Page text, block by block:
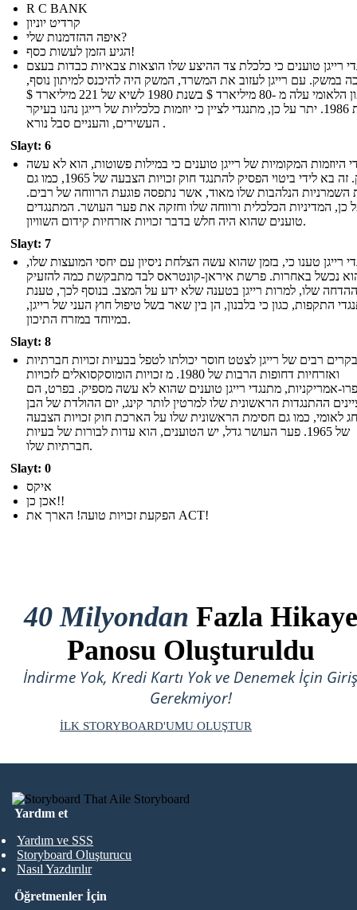
R C BANK
קרדיט יוניון
איפה ההזדמנות שלי?
הגיע הזמן לעשות כסף!
רייגן טוענים כי כלכלת צד ההיצע שלו הוצאות צבאיות כבדות בעצם
במשק. עם רייגן לעזוב את המשרד, המשק היה להיכנס למיתון נוסף,
והגירעון הלאומי עלה מ -80 מיליארד $ בשנת 1980 לשיא של 221 מיליארד $
בשנת 1986. יתר על כן, מתנגדי לציין כי יוזמות כלכליות של רייגן נהנו בעיקר
העשירים, והעניים סבל נורא .
Slayt: 6
היוזמות המקומיות של רייגן טוענים כי במילות פשוטות, הוא לא עשה
מספיק. זה בא לידי ביטוי הפסיק להתנגד חוק זכויות הצבעה של 1965, כמו גם
השמרניות הנלהבות שלו מאוד, אשר נתפסה פוגעת הרווחה של רבים.
כן, המדיניות הכלכלית ורווחה שלו וחזקה את פער העושר. המתנגדים
טוענים שהוא היה חלש בדבר זכויות אזרחיות קידום השוויון.
Slayt: 7
רייגן טענו כי, בזמן שהוא עשה הצלחת ניסיון עם יחסי המועצות שלו,
נכשל באחרות. פרשת איראן-קונטראס לבד מתבקשת כמה להזעיק
ההדחה שלו, למרות רייגן בטענה שלא ידע על המצב. בנוסף לכך, טענת
התקפות, כגון כי בלבנון, הן בין שאר בשל טיפול חוץ העני של רייגן,
במיוחד במזרח התיכון.
Slayt: 8
רבים של רייגן לצטט חוסר יכולתו לטפל בבעיות זכויות חברתיות
ואזרחיות דחופות הרבות של 1980. מ זכויות הומוסקסואלים לזכויות
אמריקניות, מתנגדי רייגן טוענים שהוא לא עשה מספיק. בפרט, הם
ההתנגדות הראשונית שלו למרטין לותר קינג, יום ההולדת של הבן
לאומי, כמו גם חסימת הראשונית שלו על הארכת חוק זכויות הצבעה
של 1965. פער העושר גדל, יש הטוענים, הוא עדות לבורות של בעיות
חברתיות שלו.
Slayt: 0
איקס
אכן כן!!
הפקעת זכויות טועה! הארך את ACT!
40 Milyondan Fazla Hikaye
Panosu Oluşturuldu
İndirme Yok, Kredi Kartı Yok ve Denemek İçin Giriş
Gerekmiyor!
İLK STORYBOARD'UMU OLUŞTUR
Yardım et
Yardım ve SSS
Storyboard Oluşturucu
Nasıl Yazdırılır
Öğretmenler İçin